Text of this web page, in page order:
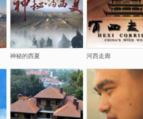
神秘的西夏 河西走廊